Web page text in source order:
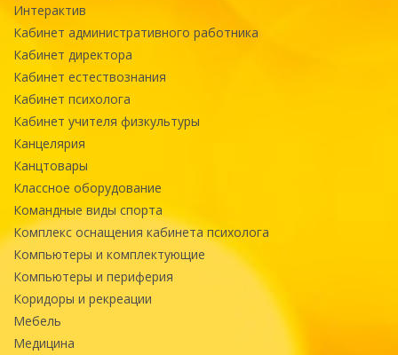
Интерактив
Кабинет административного работника
Кабинет директора
Кабинет естествознания
Кабинет психолога
Кабинет учителя физкультуры
Канцелярия
Канцтовары
Классное оборудование
Командные виды спорта
Комплекс оснащения кабинета психолога
Компьютеры и комплектующие
Компьютеры и периферия
Коридоры и рекреации
Мебель
Медицина